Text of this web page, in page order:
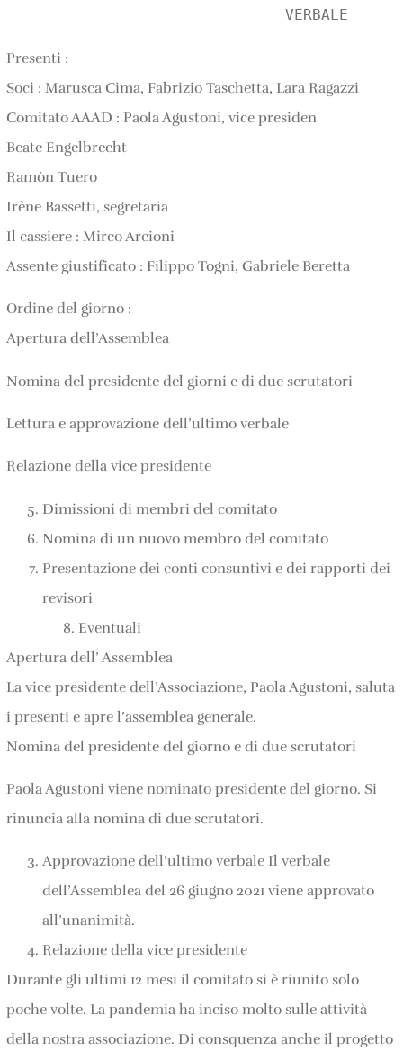
                               VERBALE
Presenti :
Soci : Marusca Cima, Fabrizio Taschetta, Lara Ragazzi
Comitato AAAD : Paola Agustoni, vice presiden
Beate Engelbrecht
Ramòn Tuero
Irène Bassetti, segretaria
Il cassiere : Mirco Arcioni
Assente giustificato : Filippo Togni, Gabriele Beretta
Ordine del giorno :
Apertura dell’Assemblea
Nomina del presidente del giorni e di due scrutatori
Lettura e approvazione dell’ultimo verbale
Relazione della vice presidente
Dimissioni di membri del comitato
Nomina di un nuovo membro del comitato
Presentazione dei conti consuntivi e dei rapporti dei
revisori
Eventuali
Apertura dell’ Assemblea
La vice presidente dell’Associazione, Paola Agustoni, saluta
i presenti e apre l’assemblea generale.
Nomina del presidente del giorno e di due scrutatori
Paola Agustoni viene nominato presidente del giorno. Si
rinuncia alla nomina di due scrutatori.
Approvazione dell’ultimo verbale Il verbale
dell’Assemblea del 26 giugno 2021 viene approvato
all’unanimità.
Relazione della vice presidente
Durante gli ultimi 12 mesi il comitato si è riunito solo
poche volte. La pandemia ha inciso molto sulle attività
della nostra associazione. Di consquenza anche il progetto